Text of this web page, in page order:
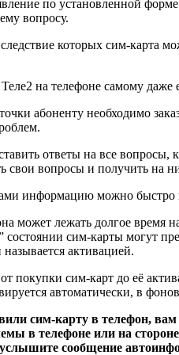
по установленной
вопросу.
которых сим-карта
абоненту необходимо
ответы на все
свои вопросы и получить на
информацию можно быстро
может лежать долгое время
состоянии сим-карты могут
называется активацией.
покупки сим-карт до её
автоматически, в
сим-карту в телефон,
в телефоне или на
сообщение